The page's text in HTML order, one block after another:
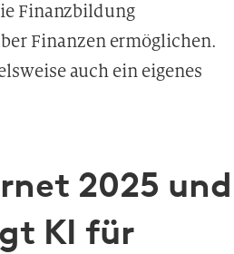
Finanzbildung
Finanzen ermöglichen.
auch ein eigenes
2025 und
KI für